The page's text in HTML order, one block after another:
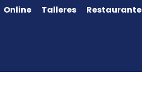
Online Talleres Restaurante